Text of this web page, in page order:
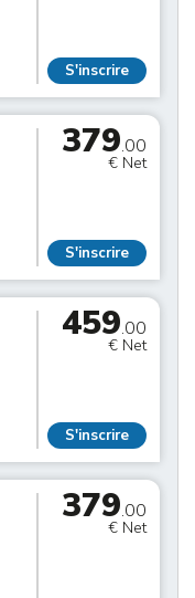
S'inscrire
379.00
€ Net
S'inscrire
459.00
€ Net
S'inscrire
379.00
€ Net